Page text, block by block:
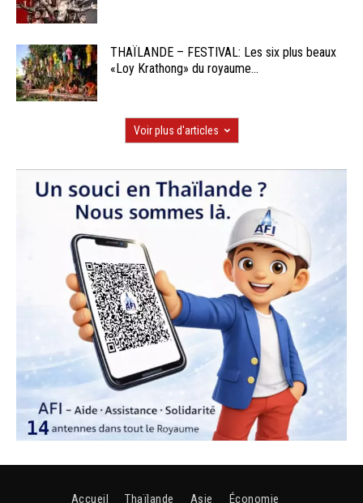
THAÏLANDE – FESTIVAL: Les six plus beaux
«Loy Krathong» du royaume...
Voir plus d'articles
Accueil Thaïlande Asie Économie